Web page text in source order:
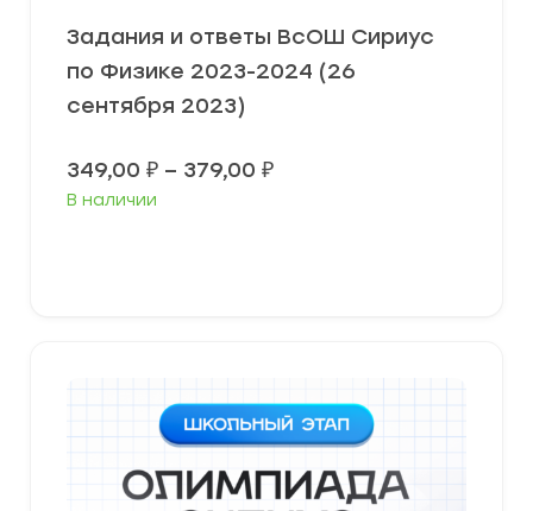
Задания и ответы ВсОШ Сириус
по Физике 2023-2024 (26
сентября 2023)
349,00 ₽ – 379,00 ₽Диапазон
В наличии